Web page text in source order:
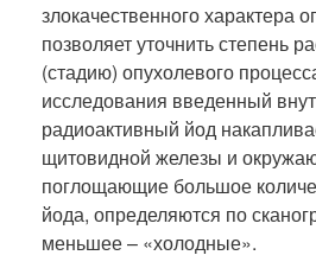
злокачественного характера
позволяет уточнить степень
(стадию) опухолевого
исследования введенный
радиоактивный йод
щитовидной железы и
поглощающие большое
йода, определяются по
меньшее – «холодные».